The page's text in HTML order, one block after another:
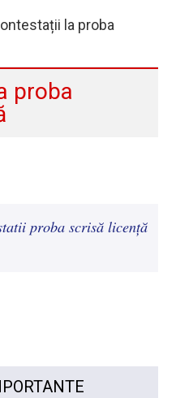
la proba
proba
proba scrisă licență